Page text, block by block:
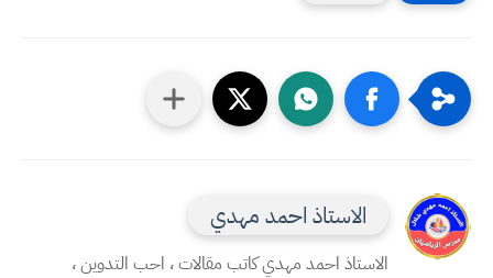
الاستاذ احمد مهدي
الاستاذ احمد مهدي كاتب مقالات ، احب التدوين ،